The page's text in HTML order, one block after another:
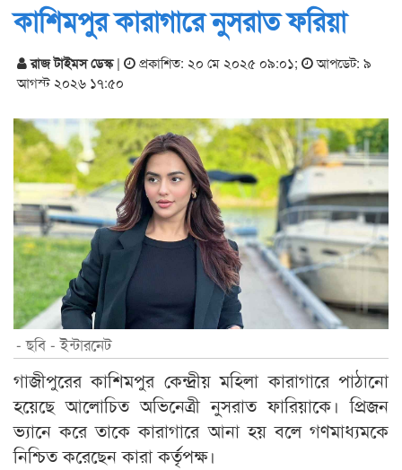
কাশিমপুর কারাগারে নুসরাত ফরিয়া
রাজ টাইমস ডেস্ক| প্রকাশিত: ২০ মে ২০২৫ ০৯:০১;
আপডেট: ৯
আগস্ট ২০২৬ ১৭:৫০
- ছবি - ইন্টারনেট
গাজীপুরের কাশিমপুর কেন্দ্রীয় মহিলা কারাগারে পাঠানো
হয়েছে আলোচিত অভিনেত্রী নুসরাত ফারিয়াকে। প্রিজন
ভ্যানে করে তাকে কারাগারে আনা হয় বলে গণমাধ্যমকে
নিশ্চিত করেছেন কারা কর্তৃপক্ষ।